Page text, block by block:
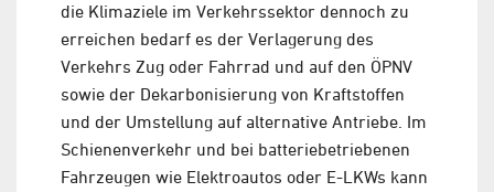
die Klimaziele im Verkehrssektor dennoch zu
erreichen bedarf es der Verlagerung des
Verkehrs Zug oder Fahrrad und auf den ÖPNV
sowie der Dekarbonisierung von Kraftstoffen
und der Umstellung auf alternative Antriebe. Im
Schienenverkehr und bei batteriebetriebenen
Fahrzeugen wie Elektroautos oder E-LKWs kann